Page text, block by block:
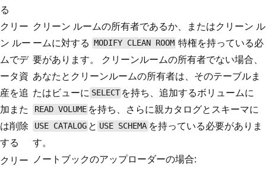
る
クリー
ン ルー
ムでデ
ータ資
産を追
加また
は削除
する
クリーン ルームの所有者であるか、またはクリーン ル
ームに対する MODIFY CLEAN ROOM 特権を持っている必
要があります。 クリーンルームの所有者でない場合、
あなたとクリーンルームの所有者は、そのテーブルま
たはビューに SELECT を持ち、追加するボリュームに
READ VOLUME を持ち、さらに親カタログとスキーマに
USE CATALOG と USE SCHEMA を持っている必要がありま
す。
クリー ノートブックのアップローダーの場合: